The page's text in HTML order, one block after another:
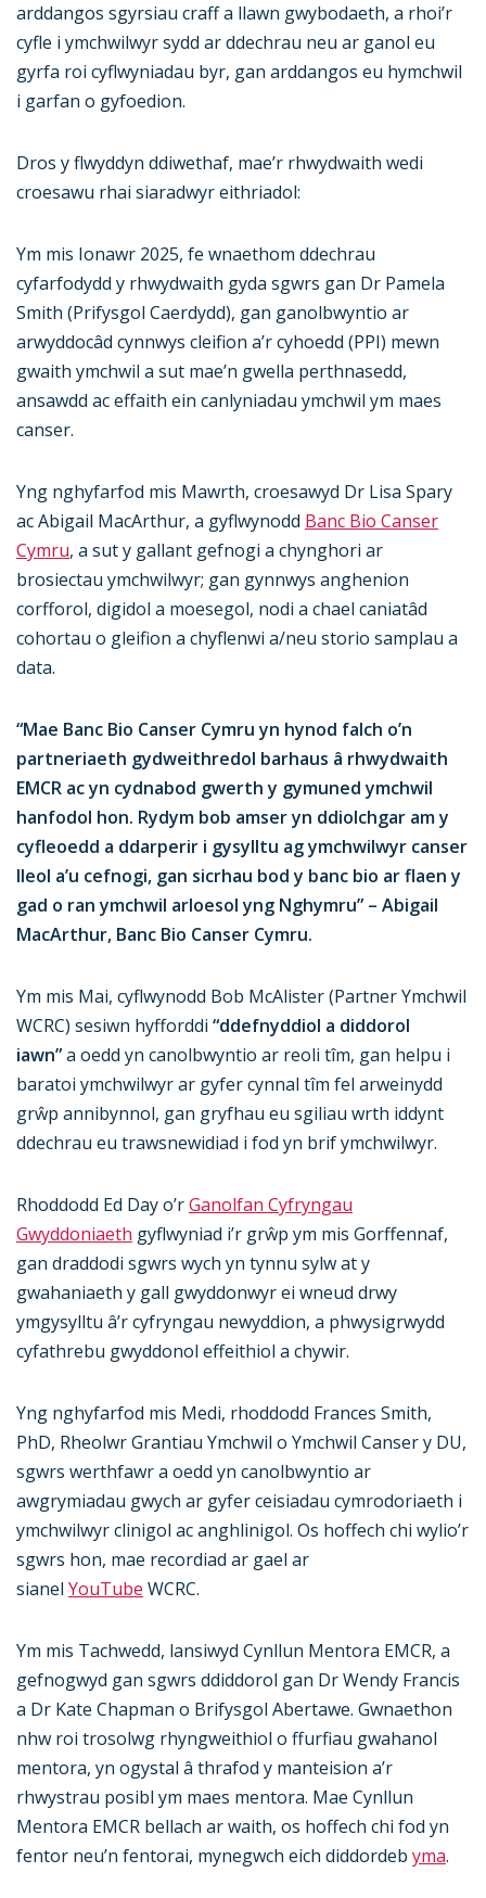
arddangos sgyrsiau craff a llawn gwybodaeth, a rhoi’r
cyfle i ymchwilwyr sydd ar ddechrau neu ar ganol eu
gyrfa roi cyflwyniadau byr, gan arddangos eu hymchwil
i garfan o gyfoedion.
Dros y flwyddyn ddiwethaf, mae’r rhwydwaith wedi
croesawu rhai siaradwyr eithriadol:
Ym mis Ionawr 2025, fe wnaethom ddechrau
cyfarfodydd y rhwydwaith gyda sgwrs gan Dr Pamela
Smith (Prifysgol Caerdydd), gan ganolbwyntio ar
arwyddocâd cynnwys cleifion a’r cyhoedd (PPI) mewn
gwaith ymchwil a sut mae’n gwella perthnasedd,
ansawdd ac effaith ein canlyniadau ymchwil ym maes
canser.
Yng nghyfarfod mis Mawrth, croesawyd Dr Lisa Spary
ac Abigail MacArthur, a gyflwynodd Banc Bio Canser
Cymru, a sut y gallant gefnogi a chynghori ar
brosiectau ymchwilwyr; gan gynnwys anghenion
corfforol, digidol a moesegol, nodi a chael caniatâd
cohortau o gleifion a chyflenwi a/neu storio samplau a
data.
“Mae Banc Bio Canser Cymru yn hynod falch o’n
partneriaeth gydweithredol barhaus â rhwydwaith
EMCR ac yn cydnabod gwerth y gymuned ymchwil
hanfodol hon. Rydym bob amser yn ddiolchgar am y
cyfleoedd a ddarperir i gysylltu ag ymchwilwyr canser
lleol a’u cefnogi, gan sicrhau bod y banc bio ar flaen y
gad o ran ymchwil arloesol yng Nghymru” – Abigail
MacArthur, Banc Bio Canser Cymru.
Ym mis Mai, cyflwynodd Bob McAlister (Partner Ymchwil
WCRC) sesiwn hyfforddi “ddefnyddiol a diddorol
iawn”a oedd yn canolbwyntio ar reoli tîm, gan helpu i
baratoi ymchwilwyr ar gyfer cynnal tîm fel arweinydd
grŵp annibynnol, gan gryfhau eu sgiliau wrth iddynt
ddechrau eu trawsnewidiad i fod yn brif ymchwilwyr.
Rhoddodd Ed Day o’rGanolfan Cyfryngau
Gwyddoniaeth gyflwyniad i’r grŵp ym mis Gorffennaf,
gan draddodi sgwrs wych yn tynnu sylw at y
gwahaniaeth y gall gwyddonwyr ei wneud drwy
ymgysylltu â’r cyfryngau newyddion, a phwysigrwydd
cyfathrebu gwyddonol effeithiol a chywir.
Yng nghyfarfod mis Medi, rhoddodd Frances Smith,
PhD, Rheolwr Grantiau Ymchwil o Ymchwil Canser y DU,
sgwrs werthfawr a oedd yn canolbwyntio ar
awgrymiadau gwych ar gyfer ceisiadau cymrodoriaeth i
ymchwilwyr clinigol ac anghlinigol. Os hoffech chi wylio’r
sgwrs hon, mae recordiad ar gael ar
sianel YouTube WCRC.
Ym mis Tachwedd, lansiwyd Cynllun Mentora EMCR, a
gefnogwyd gan sgwrs ddiddorol gan Dr Wendy Francis
a Dr Kate Chapman o Brifysgol Abertawe. Gwnaethon
nhw roi trosolwg rhyngweithiol o ffurfiau gwahanol
mentora, yn ogystal â thrafod y manteision a’r
rhwystrau posibl ym maes mentora. Mae Cynllun
Mentora EMCR bellach ar waith, os hoffech chi fod yn
fentor neu’n fentorai, mynegwch eich diddordeb yma.